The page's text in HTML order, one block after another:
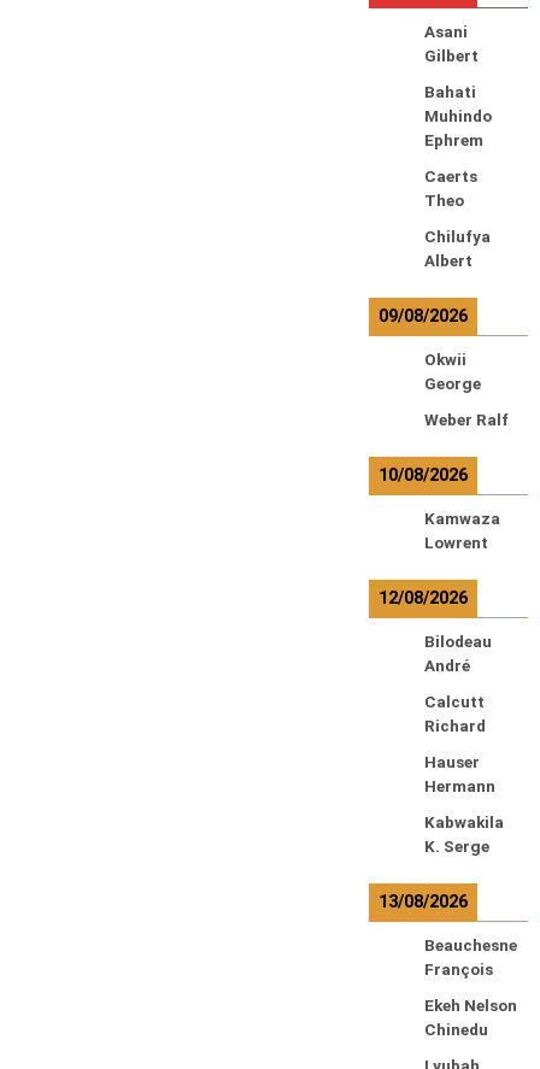
Asani
Gilbert
Bahati
Muhindo
Ephrem
Caerts
Theo
Chilufya
Albert
09/08/2026
Okwii
George
Weber Ralf
10/08/2026
Kamwaza
Lowrent
12/08/2026
Bilodeau
André
Calcutt
Richard
Hauser
Hermann
Kabwakila
K. Serge
13/08/2026
Beauchesne
François
Ekeh Nelson
Chinedu